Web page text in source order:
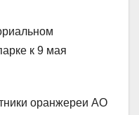
к 9 мая
оранжереи АО